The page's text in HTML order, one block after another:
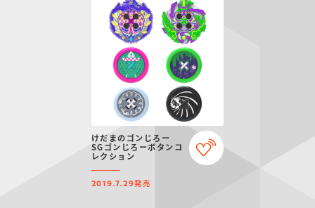
ガンダムシリーズ アンパンマン
にふぉるめーしょん
＆スクエアシール
ポケモンスケールワ
けだまのゴンじろー
SGゴンじろーボタンコ
レクション
2019.7.29発売